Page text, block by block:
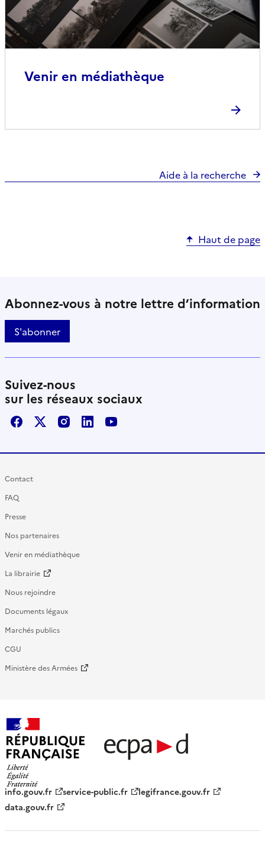
Venir en médiathèque
Aide à la recherche
Haut de page
Abonnez-vous à notre lettre d’information
S'abonner
Suivez-nous
sur les réseaux sociaux
FacebookX / TwitterInstagram
LinkedInYoutube
Contact
FAQ
Presse
Nos partenaires
Venir en médiathèque
La librairie
Nous rejoindre
Documents légaux
Marchés publics
CGU
Ministère des Armées
française - ECPAD
info.gouv.fr service-public.fr
legifrance.gouv.fr
data.gouv.fr